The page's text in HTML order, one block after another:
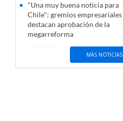
"Una muy buena noticia para
Chile": gremios empresariales
destacan aprobación de la
megarreforma
MÁS NOTICIAS